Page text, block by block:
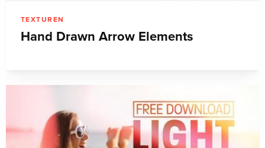
TEXTUREN
Hand Drawn Arrow Elements